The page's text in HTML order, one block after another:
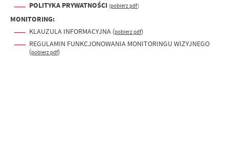
POLITYKA PRYWATNOŚCI (pobierz pdf)
MONITORING:
KLAUZULA INFORMACYJNA (pobierz pdf)
REGULAMIN FUNKCJONOWANIA MONITORINGU WIZYJNEGO
(pobierz pdf)